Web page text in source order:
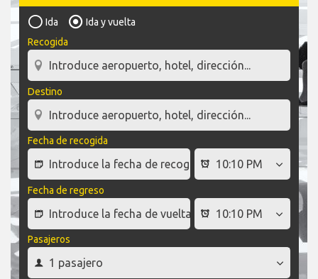
Ida
Ida y vuelta
Recogida
Destino
Fecha de recogida
Fecha de regreso
Pasajeros